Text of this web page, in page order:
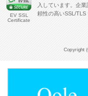
EV SSL
Certificate
入しています。企
頼性の高いSSL/TLS
Copyright